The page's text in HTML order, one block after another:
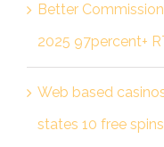
Better
2025 97percent+
Web based
states 10 free